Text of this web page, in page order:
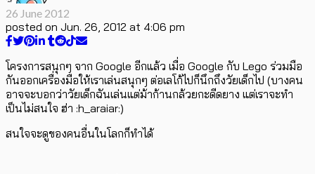
26 June 2012
posted on Jun. 26, 2012 at 4:06 pm
โครงการสนุกๆ จาก Google อีกแล้ว เมื่อ Google กับ Lego ร่วมมือ
กันออกเครื่องมือให้เราเล่นสนุกๆ ต่อเลโก้ไปก็นึกถึงวัยเด็กไป (บางคน
อาจจะบอกว่าวัยเด็กฉันเล่นแต่ม้าก้านกล้วยกะดีดยาง แต่เราจะทำ
เป็นไม่สนใจ ฮ่า :h_araiar:)
สนใจจะดูของคนอื่นในโลกก็ทำได้